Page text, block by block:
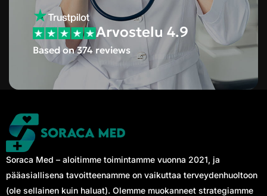
Arvostelu 4.9
Based on 374 reviews
Soraca Med – aloitimme toimintamme vuonna 2021, ja
pääasiallisena tavoitteenamme on vaikuttaa terveydenhuoltoon
(ole sellainen kuin haluat). Olemme muokanneet strategiamme